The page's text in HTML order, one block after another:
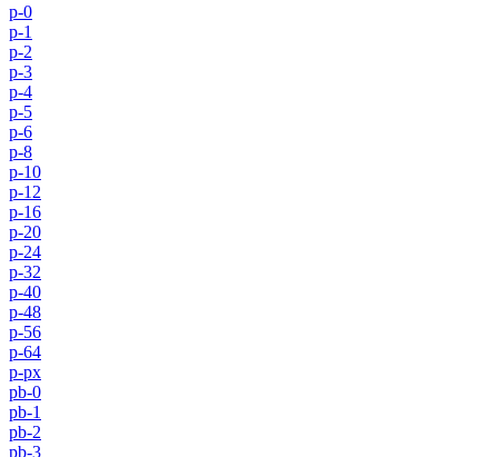
p-0
p-1
p-2
p-3
p-4
p-5
p-6
p-8
p-10
p-12
p-16
p-20
p-24
p-32
p-40
p-48
p-56
p-64
p-px
pb-0
pb-1
pb-2
pb-3